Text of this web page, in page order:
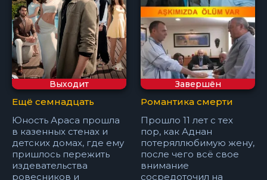
Выходит
Ещё семнадцать
Юность Араса прошла
в казенных стенах и
детских домах, где ему
пришлось пережить
издевательства
ровесников и
Завершён
Романтика смерти
Прошло 11 лет с тех
пор, как Аднан
потеряллюбимую жену,
после чего всё свое
внимание
сосредоточил на